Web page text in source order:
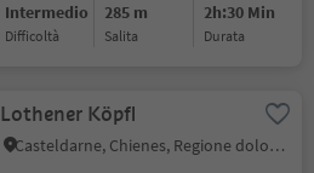
Intermedio
Difficoltà
285 m
Salita
2h:30 Min
durata
Lothener Köpfl
Casteldarne, Chienes, Regione dolomitica Plan de Corones